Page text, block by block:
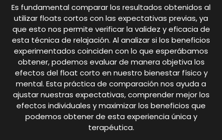
Es fundamental comparar los resultados obtenidos al
utilizar floats cortos con las expectativas previas, ya
que esto nos permite verificar la validez y eficacia de
esta técnica de relajación. Al analizar si los beneficios
experimentados coinciden con lo que esperábamos
obtener, podemos evaluar de manera objetiva los
efectos del float corto en nuestro bienestar físico y
mental. Esta práctica de comparación nos ayuda a
ajustar nuestras expectativas, comprender mejor los
efectos individuales y maximizar los beneficios que
podemos obtener de esta experiencia única y
terapéutica.